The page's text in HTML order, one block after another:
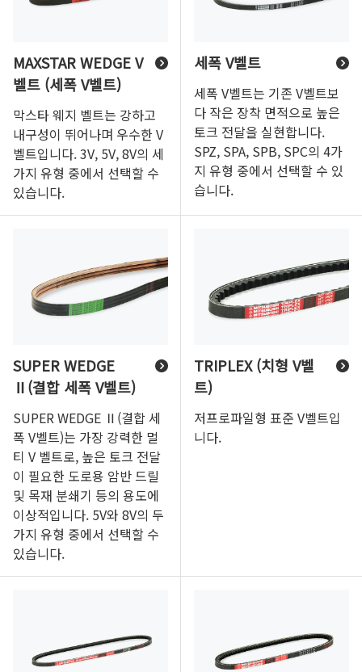
MAXSTAR WEDGE V
벨트 (세폭 V벨트)
막스타 웨지 벨트는 강하고
내구성이 뛰어나며 우수한 V
벨트입니다. 3V, 5V, 8V의 세
가지 유형 중에서 선택할 수
있습니다.
세폭 V벨트
세폭 V벨트는 기존 V벨트보
다 작은 장착 면적으로 높은
토크 전달을 실현합니다.
SPZ, SPA, SPB, SPC의 4가
지 유형 중에서 선택할 수 있
습니다.
SUPER WEDGE
Ⅱ(결합 세폭 V벨트)
SUPER WEDGE Ⅱ(결합 세
폭 V벨트)는 가장 강력한 멀
티 V 벨트로, 높은 토크 전달
이 필요한 도로용 암반 드릴
및 목재 분쇄기 등의 용도에
이상적입니다. 5V와 8V의 두
가지 유형 중에서 선택할 수
있습니다.
TRIPLEX (치형 V벨
트)
저프로파일형 표준 V벨트입
니다.